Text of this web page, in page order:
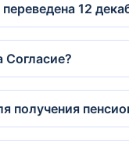
12
Согласие?
получения